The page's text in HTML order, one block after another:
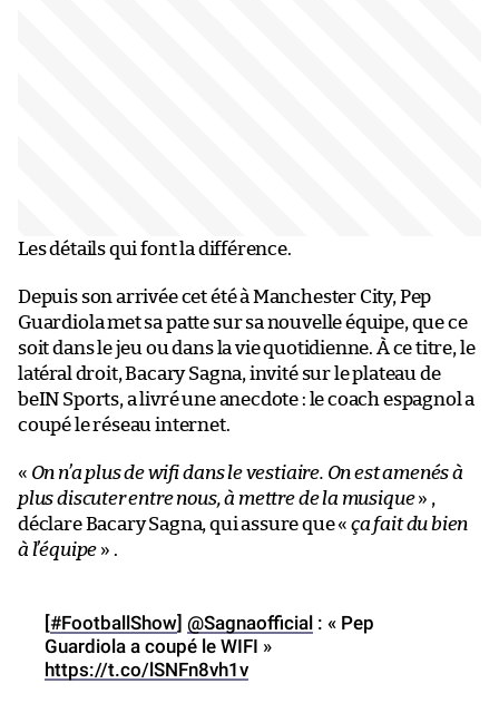
Les détails qui font la différence.
Depuis son arrivée cet été à Manchester City, Pep
Guardiola met sa patte sur sa nouvelle équipe, que ce
soit dans le jeu ou dans la vie quotidienne. À ce titre, le
latéral droit, Bacary Sagna, invité sur le plateau de
beIN Sports, a livré une anecdote : le coach espagnol a
coupé le réseau internet.
« On n’a plus de wifi dans le vestiaire. On est amenés à
plus discuter entre nous, à mettre de la musique» ,
déclare Bacary Sagna, qui assure que « ça fait du bien
à l’équipe » .
[#FootballShow] @Sagnaofficial : « Pep
Guardiola a coupé le WIFI »
https://t.co/lSNFn8vh1v